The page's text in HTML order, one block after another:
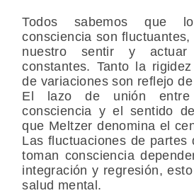
Todos sabemos que
consciencia son
nuestro sentir y actuar
constantes. Tanto la
de variaciones son reflejo
El lazo de unión
consciencia y el sentido
que Meltzer denomina el
Las fluctuaciones de partes
toman consciencia
integración y regresión,
salud mental.